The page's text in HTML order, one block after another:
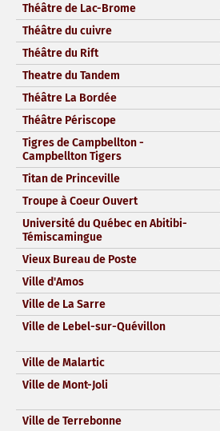
Théâtre de Lac-Brome
Théâtre du cuivre
Théâtre du Rift
Theatre du Tandem
Théâtre La Bordée
Théâtre Périscope
Tigres de Campbellton -
Campbellton Tigers
Titan de Princeville
Troupe à Coeur Ouvert
Université du Québec en Abitibi-
Témiscamingue
Vieux Bureau de Poste
Ville d'Amos
Ville de La Sarre
Ville de Lebel-sur-Quévillon
Ville de Malartic
Ville de Mont-Joli
Ville de Terrebonne